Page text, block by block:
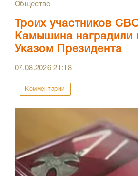
Общество
Троих участников
Камышина наградили
Указом Президента
07.08.202621:18
Комментарии